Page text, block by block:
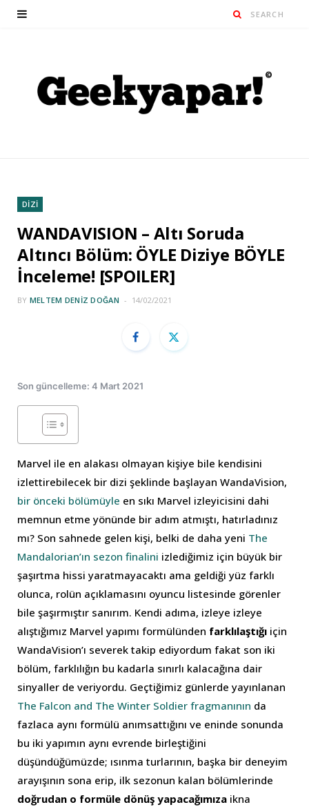
DİZİ
WANDAVISION – Altı Soruda
Altıncı Bölüm: ÖYLE Diziye BÖYLE
İnceleme! [SPOILER]
BY MELTEM DENIZ DOĞAN 14/02/2021
Son güncelleme: 4 Mart 2021
Marvel ile en alakası olmayan kişiye bile kendisini
izlettirebilecek bir dizi şeklinde başlayan WandaVision,
bir önceki bölümüyle en sıkı Marvel izleyicisini dahi
memnun etme yönünde bir adım atmıştı, hatırladınız
mı? Son sahnede gelen kişi, belki de daha yeni The
Mandalorian’ın sezon finalini izlediğimiz için büyük bir
şaşırtma hissi yaratmayacaktı ama geldiği yüz farklı
olunca, rolün açıklamasını oyuncu listesinde görenler
bile şaşırmıştır sanırım. Kendi adıma, izleye izleye
alıştığımız Marvel yapımı formülünden farklılaştığı için
WandaVision’ı severek takip ediyordum fakat son iki
bölüm, farklılığın bu kadarla sınırlı kalacağına dair
sinyaller de veriyordu. Geçtiğimiz günlerde yayınlanan
The Falcon and The Winter Soldier fragmanının da
fazlaca aynı formülü anımsattığını ve eninde sonunda
bu iki yapımın aynı evrende birleştiğini
düşündüğümüzde; ısınma turlarının, başka bir deneyim
arayışının sona erip, ilk sezonun kalan bölümlerinde
doğrudan o formüle dönüş yapacağımıza ikna